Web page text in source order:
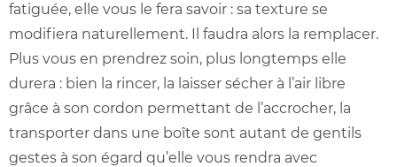
fatiguée, elle vous le fera savoir : sa texture se
modifiera naturellement. Il faudra alors la remplacer.
Plus vous en prendrez soin, plus longtemps elle
durera : bien la rincer, la laisser sécher à l’air libre
grâce à son cordon permettant de l’accrocher, la
transporter dans une boîte sont autant de gentils
gestes à son égard qu’elle vous rendra avec